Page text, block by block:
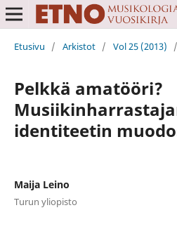
Etusivu / Arkistot / Vol 25 (2013) /
Pelkkä amatööri?
identiteetin
Maija Leino
Turun yliopisto